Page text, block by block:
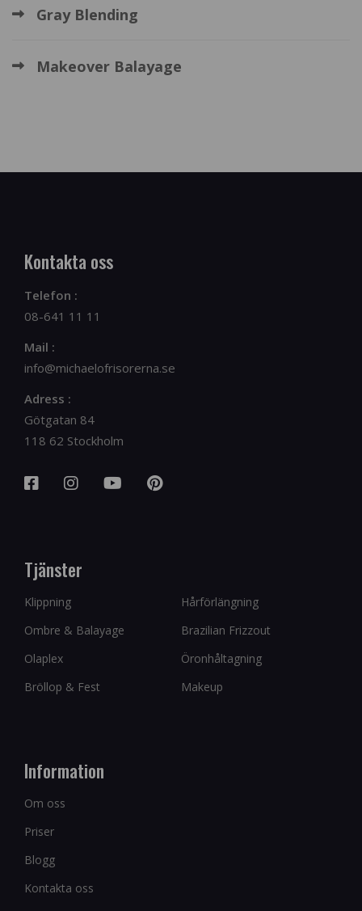
Gray Blending
Makeover Balayage
Kontakta oss
Telefon :
08-641 11 11
Mail :
info@michaelofrisorerna.se
Adress :
Götgatan 84
118 62 Stockholm
Tjänster
Klippning
Hårförlängning
Ombre & Balayage
Brazilian Frizzout
Olaplex
Öronhåltagning
Bröllop & Fest
Makeup
Information
Om oss
Priser
Blogg
Kontakta oss